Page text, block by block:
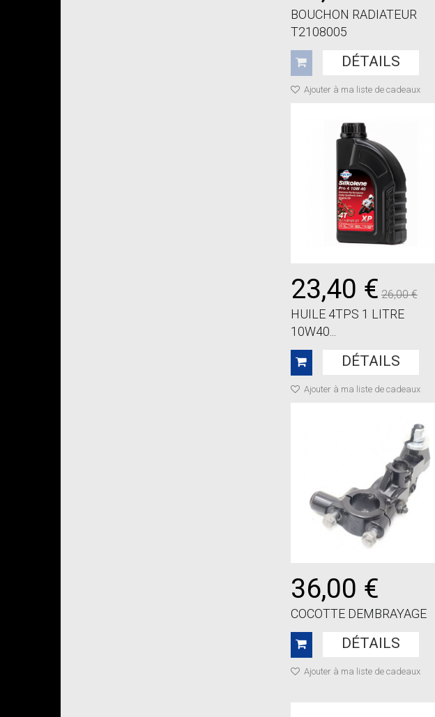
BOUCHON RADIATEUR
T2108005
DÉTAILS
Ajouter à ma liste de cadeaux
23,40 € 26,00 €
HUILE 4TPS 1 LITRE
10W40...
DÉTAILS
Ajouter à ma liste de cadeaux
36,00 €
COCOTTE DEMBRAYAGE
DÉTAILS
Ajouter à ma liste de cadeaux